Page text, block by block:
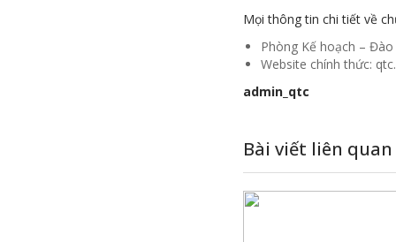
Mọi thông tin chi tiết về
Phòng Kế hoạch –
Website chính thức:
admin_qtc
Bài viết liên quan